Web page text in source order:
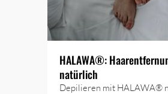
HALAWA®:
natürlich
Depilieren mit HALAWA®